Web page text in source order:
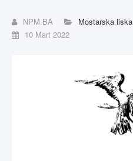
NPM.BA
Mostarska liska
10 Mart 2022